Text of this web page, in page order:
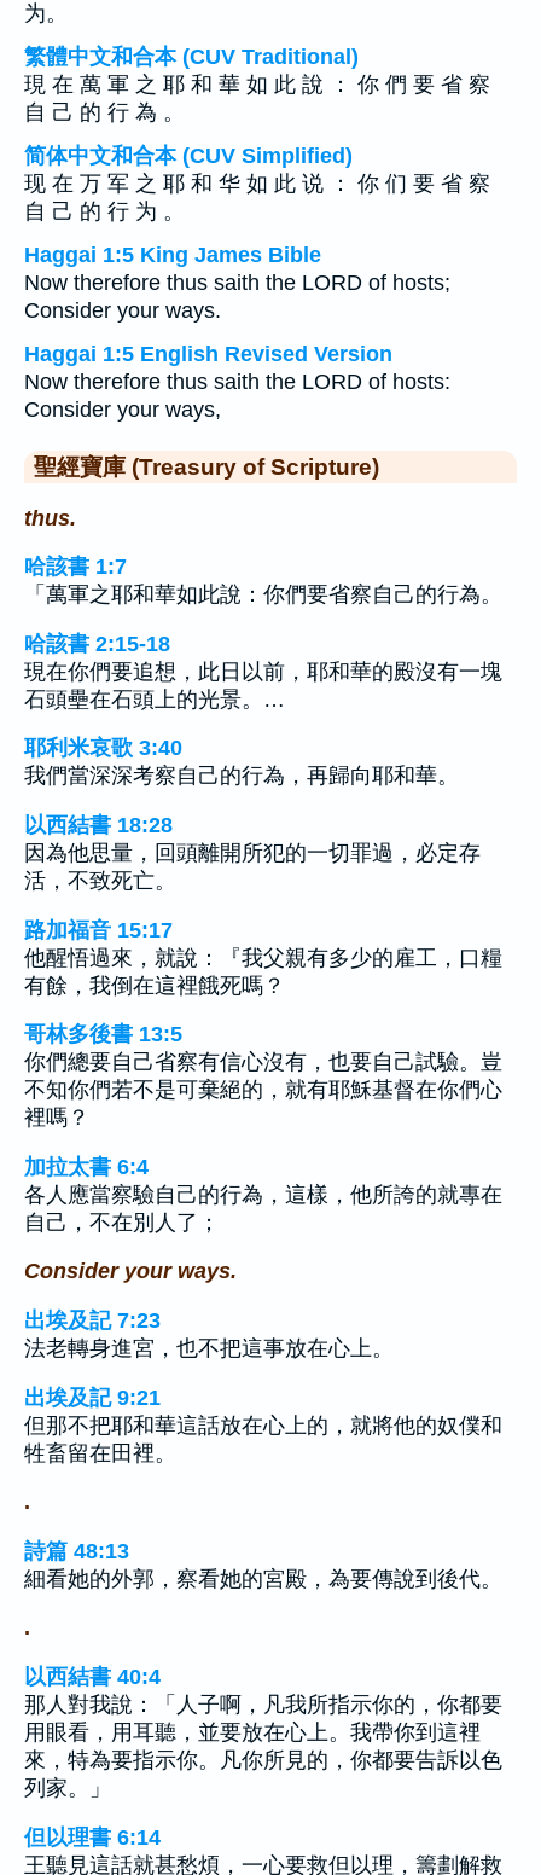
为。
繁體中文和合本 (CUV Traditional)
現 在 萬 軍 之 耶 和 華 如 此 說 ： 你 們 要 省 察
自 己 的 行 為 。
简体中文和合本 (CUV Simplified)
现 在 万 军 之 耶 和 华 如 此 说 ： 你 们 要 省 察
自 己 的 行 为 。
Haggai 1:5 King James Bible
Now therefore thus saith the LORD of hosts;
Consider your ways.
Haggai 1:5 English Revised Version
Now therefore thus saith the LORD of hosts:
Consider your ways,
聖經寶庫 (Treasury of Scripture)
thus.
哈該書 1:7
「萬軍之耶和華如此說：你們要省察自己的行為。
哈該書 2:15-18
現在你們要追想，此日以前，耶和華的殿沒有一塊
石頭壘在石頭上的光景。…
耶利米哀歌 3:40
我們當深深考察自己的行為，再歸向耶和華。
以西結書 18:28
因為他思量，回頭離開所犯的一切罪過，必定存
活，不致死亡。
路加福音 15:17
他醒悟過來，就說：『我父親有多少的雇工，口糧
有餘，我倒在這裡餓死嗎？
哥林多後書 13:5
你們總要自己省察有信心沒有，也要自己試驗。豈
不知你們若不是可棄絕的，就有耶穌基督在你們心
裡嗎？
加拉太書 6:4
各人應當察驗自己的行為，這樣，他所誇的就專在
自己，不在別人了；
Consider your ways.
出埃及記 7:23
法老轉身進宮，也不把這事放在心上。
出埃及記 9:21
但那不把耶和華這話放在心上的，就將他的奴僕和
牲畜留在田裡。
.
詩篇 48:13
細看她的外郭，察看她的宮殿，為要傳說到後代。
.
以西結書 40:4
那人對我說：「人子啊，凡我所指示你的，你都要
用眼看，用耳聽，並要放在心上。我帶你到這裡
來，特為要指示你。凡你所見的，你都要告訴以色
列家。」
但以理書 6:14
王聽見這話就甚愁煩，一心要救但以理，籌劃解救